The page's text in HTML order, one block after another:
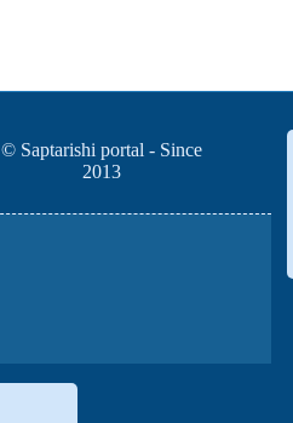
© Saptarishi portal - Since
2013